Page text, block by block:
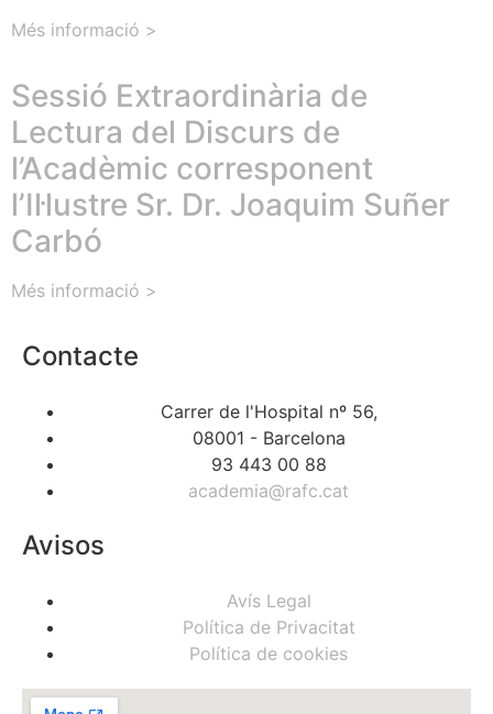
Més informació >
Sessió Extraordinària de
Lectura del Discurs de
l’Acadèmic corresponent
l’Il·lustre Sr. Dr. Joaquim Suñer
Carbó
Més informació >
Contacte
Carrer de l'Hospital nº 56,
08001 - Barcelona
93 443 00 88
academia@rafc.cat
Avisos
Avís Legal
Política de Privacitat
Política de cookies